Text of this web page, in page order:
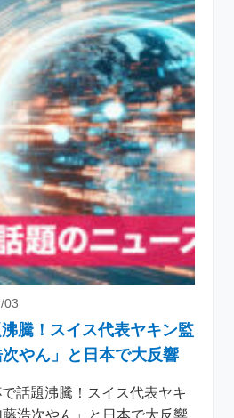
03
騰！スイス代表ヤキン監
やん」と日本で大反響
話題沸騰！スイス代表ヤキ
浩次やん」と日本で大反響